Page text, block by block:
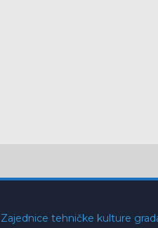
Zajednice tehničke kulture